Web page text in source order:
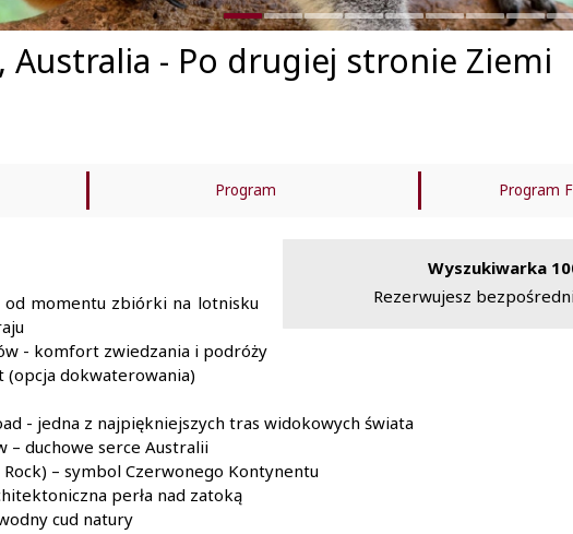
Australia - Po drugiej stronie Ziemi
Program Program
Wyszukiwarka
Rezerwujesz
momentu zbiórki na lotnisku
- komfort zwiedzania i podróży
(opcja dokwaterowania)
- jedna z najpiękniejszych tras widokowych świata
– duchowe serce Australii
– symbol Czerwonego Kontynentu
perła nad zatoką
cud natury